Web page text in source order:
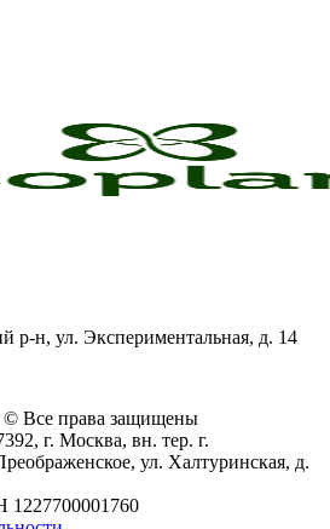
р-н, ул. Экспериментальная, д. 14
права защищены
г. Москва, вн. тер. г.
ул. Халтуринская, д.